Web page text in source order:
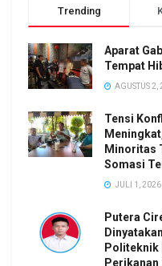
Trending
Aparat
Tempat
AGUSTUS 2,
Tensi
Minoritas
Somasi
JULI 1, 2026
Putera
Politeknik
Perikanan